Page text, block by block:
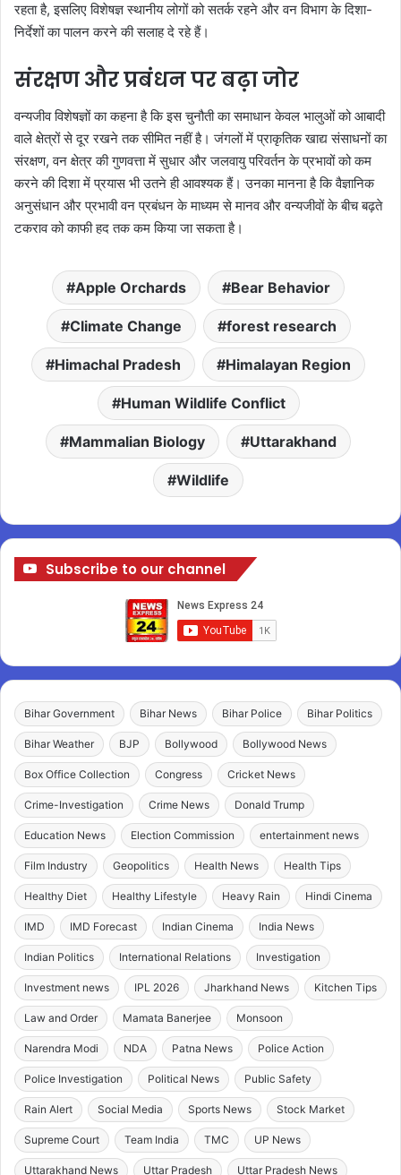
रहता है, इसलिए विशेषज्ञ स्थानीय लोगों को सतर्क रहने और वन विभाग के दिशा-
निर्देशों का पालन करने की सलाह दे रहे हैं।
संरक्षण और प्रबंधन पर बढ़ा जोर
वन्यजीव विशेषज्ञों का कहना है कि इस चुनौती का समाधान केवल भालुओं को आबादी
वाले क्षेत्रों से दूर रखने तक सीमित नहीं है। जंगलों में प्राकृतिक खाद्य संसाधनों का
संरक्षण, वन क्षेत्र की गुणवत्ता में सुधार और जलवायु परिवर्तन के प्रभावों को कम
करने की दिशा में प्रयास भी उतने ही आवश्यक हैं। उनका मानना है कि वैज्ञानिक
अनुसंधान और प्रभावी वन प्रबंधन के माध्यम से मानव और वन्यजीवों के बीच बढ़ते
टकराव को काफी हद तक कम किया जा सकता है।
Apple Orchards Bear Behavior
Climate Change forest research
Himachal Pradesh Himalayan Region
Human Wildlife Conflict
Mammalian Biology Uttarakhand
Wildlife
Subscribe to our channel
Bihar Government Bihar News Bihar Police Bihar Politics
Bihar Weather BJP Bollywood Bollywood News
Box Office Collection Congress Cricket News
Crime-Investigation Crime News Donald Trump
Education News Election Commission entertainment news
Film Industry Geopolitics Health News Health Tips
Healthy Diet Healthy Lifestyle Heavy Rain Hindi Cinema
IMD IMD Forecast Indian Cinema India News
Indian Politics International Relations Investigation
Investment news IPL 2026 Jharkhand News Kitchen Tips
Law and Order Mamata Banerjee Monsoon
Narendra Modi NDA Patna News Police Action
Police Investigation Political News Public Safety
Rain Alert Social Media Sports News Stock Market
Supreme Court Team India TMC UP News
Uttarakhand News Uttar Pradesh Uttar Pradesh News